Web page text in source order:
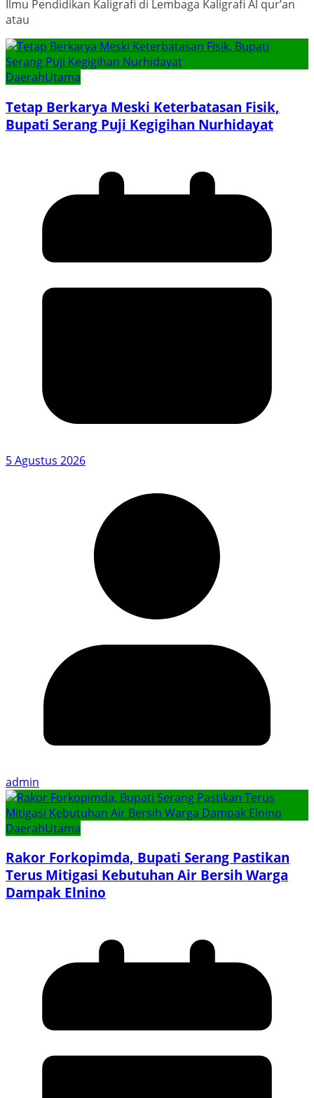
Ilmu Pendidikan Kaligrafi di Lembaga Kaligrafi Al qur’an
atau
DaerahUtama
Tetap Berkarya Meski Keterbatasan Fisik,
Bupati Serang Puji Kegigihan Nurhidayat
5 Agustus 2026
admin
DaerahUtama
Rakor Forkopimda, Bupati Serang Pastikan
Terus Mitigasi Kebutuhan Air Bersih Warga
Dampak Elnino